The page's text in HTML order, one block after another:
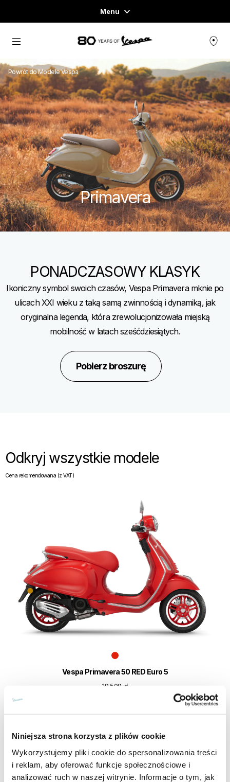
Niniejsza strona korzysta z plików cookie
Wykorzystujemy pliki cookie do spersonalizowania treści
i reklam, aby oferować funkcje społecznościowe i
analizować ruch w naszej witrynie. Informacje o tym, jak
Menu
Home
VESPA
VESPA SIGNATURE
VESPA ESSENTIALS
VESPA EXPERIENCES
VESPA THE EMPTY SPACE
Idź do strony głównej
Powrót do Modele Vespa
Primavera
PONADCZASOWY KLASYK
Ikoniczny symbol swoich czasów, Vespa Primavera mknie po
ulicach XXI wieku z taką samą zwinnością i dynamiką, jak
oryginalna legenda, która zrewolucjonizowała miejską
mobilność w latach sześćdziesiątych.
Pobierz broszurę
Odkryj wszystkie modele
Cena rekomendowana (z VAT)
Vespa Primavera 50 RED Euro 5
19 500 zł